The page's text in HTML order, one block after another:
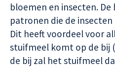
bloemen en insecten.
patronen die de
Dit heeft voordeel voor
stuifmeel komt op de bij
de bij zal het stuifmeel